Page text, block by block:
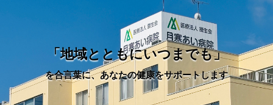
「地域とともにいつまでも」
を合言葉に、あなたの健康をサポートします